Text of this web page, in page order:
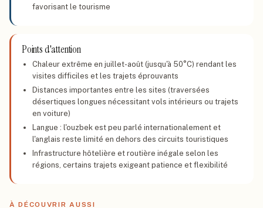
favorisant le tourisme
Points d'attention
Chaleur extrême en juillet-août (jusqu'à 50°C) rendant les
visites difficiles et les trajets éprouvants
Distances importantes entre les sites (traversées
désertiques longues nécessitant vols intérieurs ou trajets
en voiture)
Langue : l'ouzbek est peu parlé internationalement et
l'anglais reste limité en dehors des circuits touristiques
Infrastructure hôtelière et routière inégale selon les
régions, certains trajets exigeant patience et flexibilité
À DÉCOUVRIR AUSSI